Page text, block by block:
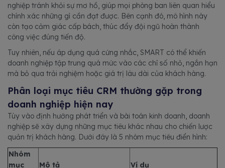
nghiệp tránh khỏi sự mơ hồ, giúp mọi phòng ban liên quan hiểu
chính xác những gì cần đạt được. Bên cạnh đó, mô hình này
còn tạo cảm giác cấp bách, thúc đẩy đội ngũ hoàn thành
công việc đúng tiến độ.
Tuy nhiên, nếu áp dụng quá cứng nhắc, SMART có thể khiến
doanh nghiệp tập trung quá mức vào các chỉ số nhỏ, ngắn hạn
mà bỏ qua trải nghiệm hoặc giá trị lâu dài của khách hàng.
Phân loại mục tiêu CRM thường gặp trong
doanh nghiệp hiện nay
Tùy vào định hướng phát triển và bài toán kinh doanh, doanh
nghiệp sẽ xây dựng những mục tiêu khác nhau cho chiến lược
quản trị khách hàng. Dưới đây là 5 nhóm mục tiêu điển hình:
Nhóm
mục
Mô tả Ví dụ